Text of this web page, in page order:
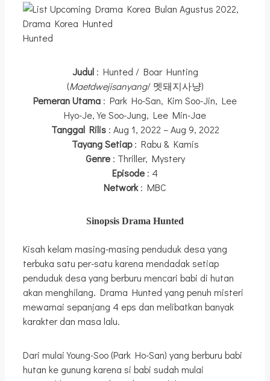
Hunted
Judul: Hunted / Boar Hunting
(Maetdwejisanyang/ 멧돼지사냥)
Pemeran Utama : Park Ho-San, Kim Soo-Jin, Lee
Hyo-Je, Ye Soo-Jung, Lee Min-Jae
Tanggal Rilis : Aug 1, 2022 – Aug 9, 2022
Tayang Setiap: Rabu & Kamis
Genre : Thriller, Mystery
Episode : 4
Network: MBC
Sinopsis Drama Hunted
Kisah kelam masing-masing penduduk desa yang
terbuka satu per-satu karena mendadak setiap
penduduk desa yang berburu mencari babi di hutan
akan menghilang. Drama Hunted yang penuh misteri
mewarnai sepanjang 4 eps dan melibatkan banyak
karakter dan masa lalu.
Dari mulai Young-Soo (Park Ho-San) yang berburu babi
hutan ke gunung karena si babi sudah mulai